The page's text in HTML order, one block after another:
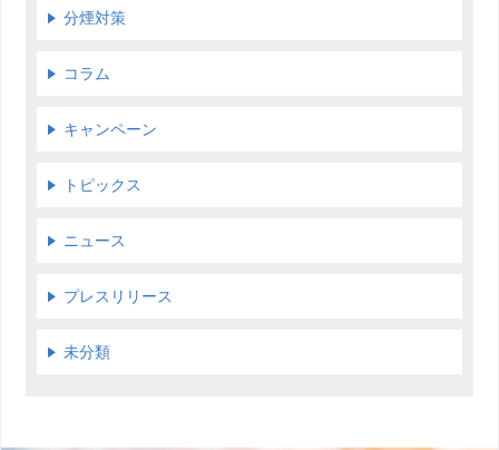
分煙対策
コラム
キャンペーン
トピックス
ニュース
プレスリリース
未分類